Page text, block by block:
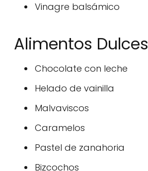
Vinagre balsámico
Alimentos Dulces
Chocolate con leche
Helado de vainilla
Malvaviscos
Caramelos
Pastel de zanahoria
Bizcochos